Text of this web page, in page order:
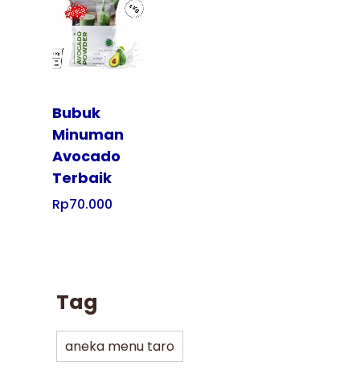
Tampilkan
Bubuk
Minuman
Avocado
Terbaik
Rp70.000
Tag
aneka menu taro